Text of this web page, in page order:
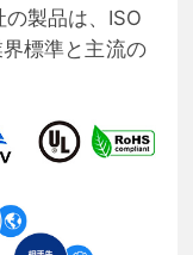
製品は、ISO
標準と主流の